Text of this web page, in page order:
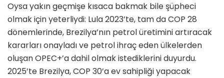
Oysa yakın geçmişe kısaca bakmak bile şüpheci
olmak için yeterliydi: Lula 2023’te, tam da COP 28
dönemlerinde, Brezilya’nın petrol üretimini artıracak
kararları onayladı ve petrol ihraçedenülkelerden
oluşan OPEC+’a dahil olmak istediklerini duyurdu.
2025’te Brezilya, COP 30’a ev sahipliği yapacak